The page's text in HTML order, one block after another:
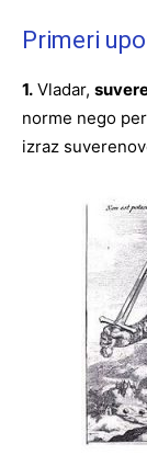
Primeri
1. Vladar,
norme nego
izraz